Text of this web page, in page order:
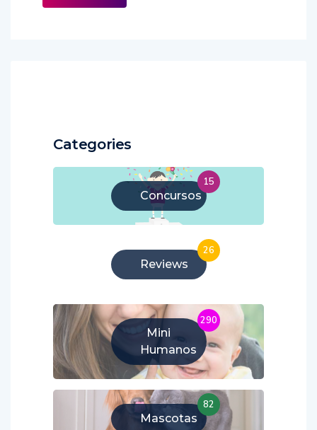
Categories
Concursos
15
Reviews
26
Mini
Humanos
290
Mascotas
82